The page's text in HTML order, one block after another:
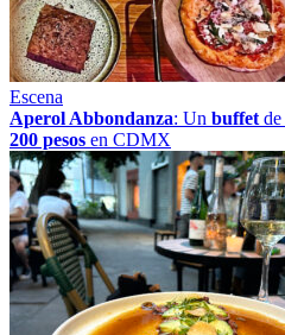
Escena
Aperol Abbondanza: Un buffet de
200 pesos en CDMX